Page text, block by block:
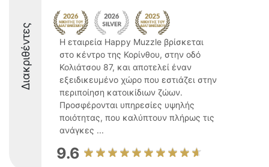
Διακριθέντες
Η εταιρεία Happy Muzzle βρίσκεται
στο κέντρο της Κορίνθου, στην οδό
Κολιάτσου 87, και αποτελεί έναν
εξειδικευμένο χώρο που εστιάζει στην
περιποίηση κατοικίδιων ζώων.
Προσφέρονται υπηρεσίες υψηλής
ποιότητας, που καλύπτουν πλήρως τις
ανάγκες ...
9.6